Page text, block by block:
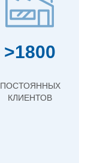
>1800
ПОСТОЯННЫХ
КЛИЕНТОВ